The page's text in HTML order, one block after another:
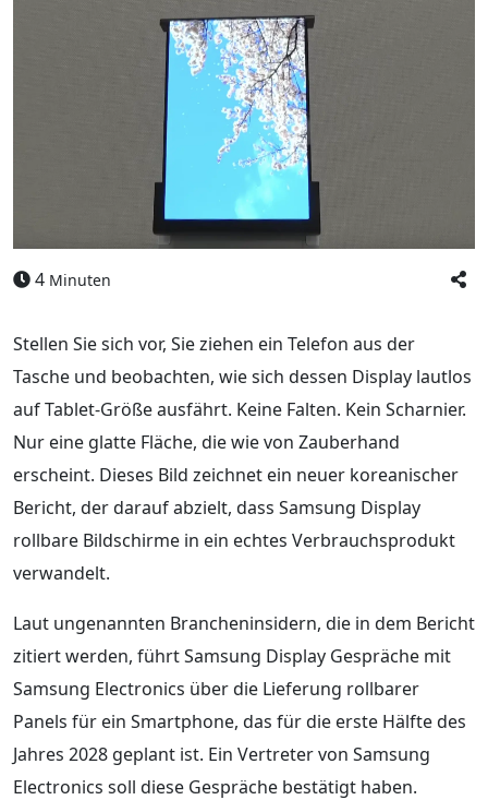
4 Minuten
Stellen Sie sich vor, Sie ziehen ein Telefon aus der
Tasche und beobachten, wie sich dessen Display lautlos
auf Tablet-Größe ausfährt. Keine Falten. Kein Scharnier.
Nur eine glatte Fläche, die wie von Zauberhand
erscheint. Dieses Bild zeichnet ein neuer koreanischer
Bericht, der darauf abzielt, dass Samsung Display
rollbare Bildschirme in ein echtes Verbrauchsprodukt
verwandelt.
Laut ungenannten Brancheninsidern, die in dem Bericht
zitiert werden, führt Samsung Display Gespräche mit
Samsung Electronics über die Lieferung rollbarer
Panels für ein Smartphone, das für die erste Hälfte des
Jahres 2028 geplant ist. Ein Vertreter von Samsung
Electronics soll diese Gespräche bestätigt haben.